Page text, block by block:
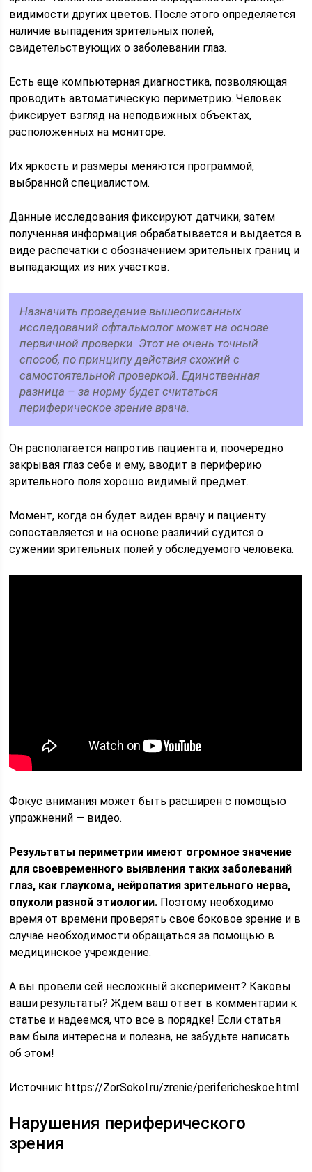
видимости других цветов. После этого определяется
наличие выпадения зрительных полей,
свидетельствующих о заболевании глаз.
Есть еще компьютерная диагностика, позволяющая
проводить автоматическую периметрию. Человек
фиксирует взгляд на неподвижных объектах,
расположенных на мониторе.
Их яркость и размеры меняются программой,
выбранной специалистом.
Данные исследования фиксируют датчики, затем
полученная информация обрабатывается и выдается в
виде распечатки с обозначением зрительных границ и
выпадающих из них участков.
Назначить проведение вышеописанных
исследований офтальмолог может на основе
первичной проверки. Этот не очень точный
способ, по принципу действия схожий с
самостоятельной проверкой. Единственная
разница – за норму будет считаться
периферическое зрение врача.
Он располагается напротив пациента и, поочередно
закрывая глаз себе и ему, вводит в периферию
зрительного поля хорошо видимый предмет.
Момент, когда он будет виден врачу и пациенту
сопоставляется и на основе различий судится о
сужении зрительных полей у обследуемого человека.
Фокус внимания может быть расширен с помощью
упражнений — видео.
Результаты периметрии имеют огромное значение
для своевременного выявления таких заболеваний
глаз, как глаукома, нейропатия зрительного нерва,
опухоли разной этиологии. Поэтому необходимо
время от времени проверять свое боковое зрение и в
случае необходимости обращаться за помощью в
медицинское учреждение.
А вы провели сей несложный эксперимент? Каковы
ваши результаты? Ждем ваш ответ в комментарии к
статье и надеемся, что все в порядке! Если статья
вам была интересна и полезна, не забудьте написать
об этом!
Источник:https://ZorSokol.ru/zrenie/perifericheskoe.html
Нарушения периферического
зрения